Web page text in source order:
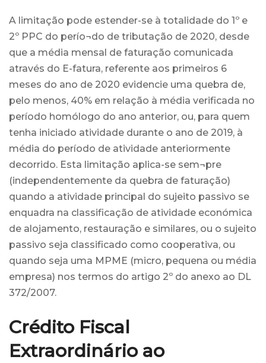
A limitação pode estender-se à totalidade do 1º e
2º PPC do perío¬do de tributação de 2020, desde
que a média mensal de faturação comunicada
através do E-fatura, referente aos primeiros 6
meses do ano de 2020 evidencie uma quebra de,
pelo menos, 40% em relação à média verificada no
período homólogo do ano anterior, ou, para quem
tenha iniciado atividade durante o ano de 2019, à
média do período de atividade anteriormente
decorrido. Esta limitação aplica-se sem¬pre
(independentemente da quebra de faturação)
quando a atividade principal do sujeito passivo se
enquadra na classificação de atividade económica
de alojamento, restauração e similares, ou o sujeito
passivo seja classificado como cooperativa, ou
quando seja uma MPME (micro, pequena ou média
empresa) nos termos do artigo 2º do anexo ao DL
372/2007.
Crédito Fiscal
Extraordinário ao